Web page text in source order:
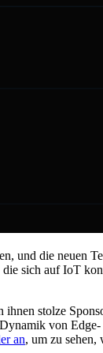
und die neuen
sich auf IoT
stolze
von
an, um zu sehen,